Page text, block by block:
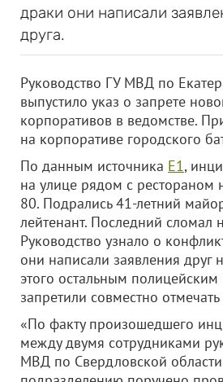
драки они написали
друга.
Руководство ГУ МВД по
выпустило указ о запрете
корпоративов в ведомстве.
на корпоративе городского
По данным источника Е1,
на улице рядом с рестораном
80. Подрались 41-летний
лейтенант. Последний сломал
Руководство узнало о
они написали заявления друг
этого остальным полицейским
запретили совместно
«По факту произошедшего
между двумя сотрудниками
МВД по Свердловской